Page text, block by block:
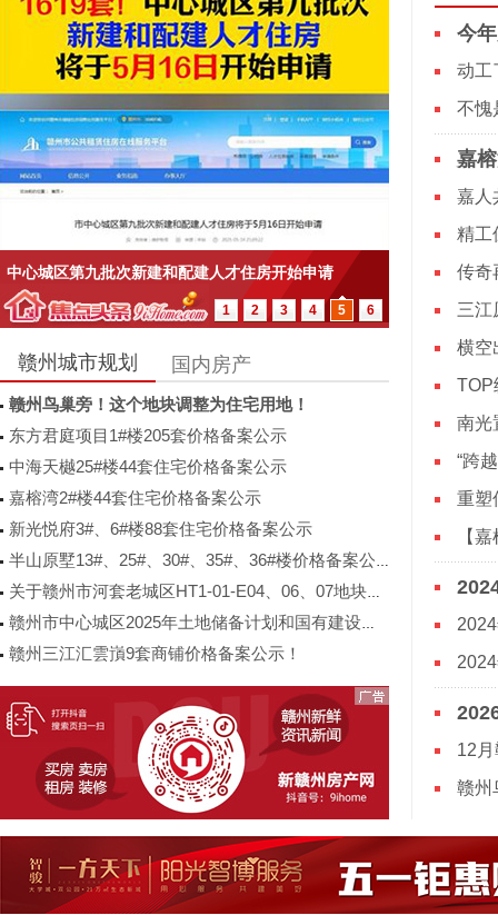
中心城区第九批次新建和配建人才住房开始申请
1 2 3 4 5 6
赣州城市规划 国内房产
赣州鸟巢旁！这个地块调整为住宅用地！
东方君庭项目1#楼205套价格备案公示
中海天樾25#楼44套住宅价格备案公示
嘉榕湾2#楼44套住宅价格备案公示
新光悦府3#、6#楼88套住宅价格备案公示
半山原墅13#、25#、30#、35#、36#楼价格备案公示
关于赣州市河套老城区HT1-01-E04、06、07地块规划调整事项的公示公告
赣州市中心城区2025年土地储备计划和国有建设用地供应计划
赣州三江汇雲嵿9套商铺价格备案公示！
今
动工
嘉
嘉人
传奇
三江
横空
TOP
南光
“跨
【
12
赣州